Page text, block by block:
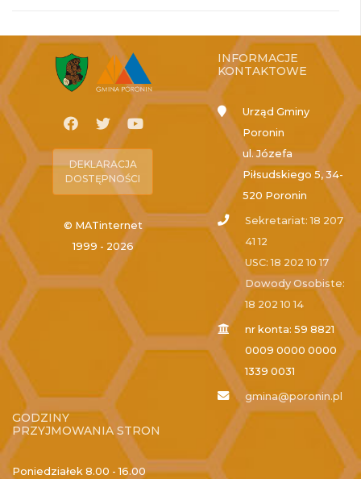
DEKLARACJA
DOSTĘPNOŚCI
© MATinternet
1999 - 2026
INFORMACJE
KONTAKTOWE
Urząd Gminy
Poronin
ul. Józefa
Piłsudskiego 5, 34-
520 Poronin
Sekretariat: 18 207
41 12
USC: 18 202 10 17
Dowody Osobiste:
18 202 10 14
nr konta: 59 8821
0009 0000 0000
1339 0031
gmina@poronin.pl
GODZINY
PRZYJMOWANIA STRON
Poniedziałek 8.00 - 16.00